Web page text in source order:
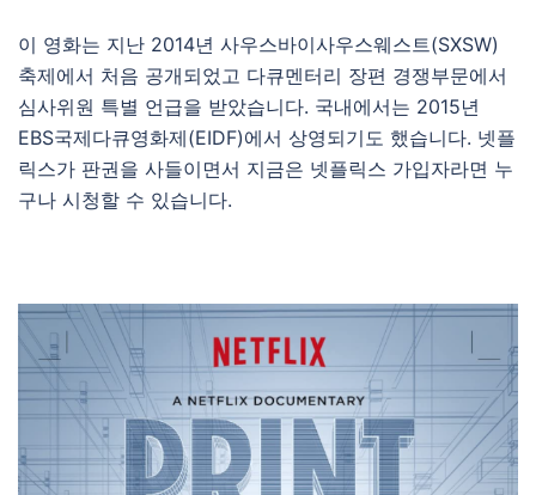
이 영화는 지난 2014년 사우스바이사우스웨스트(SXSW)
축제에서 처음 공개되었고 다큐멘터리 장편 경쟁부문에서
심사위원 특별 언급을 받았습니다. 국내에서는 2015년
EBS국제다큐영화제(EIDF)에서 상영되기도 했습니다. 넷플
릭스가 판권을 사들이면서 지금은 넷플릭스 가입자라면 누
구나 시청할 수 있습니다.